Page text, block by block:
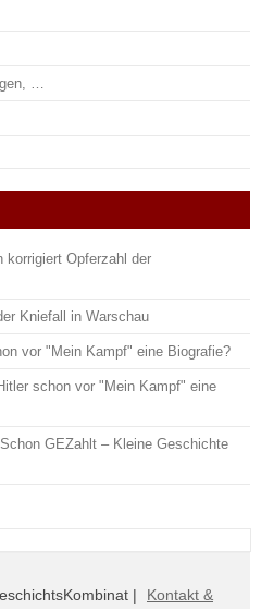
…
korrigiert Opferzahl der
Kniefall in Warschau
vor "Mein Kampf" eine Biografie?
schon vor "Mein Kampf" eine
Schon GEZahlt – Kleine Geschichte
| Kontakt &